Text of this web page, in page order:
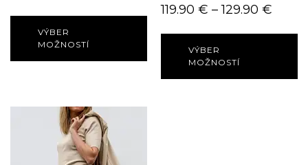
VÝBER
MOŽNOSTÍ
119.90 € – 129.90 €
VÝBER
MOŽNOSTÍ